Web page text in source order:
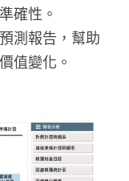
確性。
測報告，幫助
值變化。